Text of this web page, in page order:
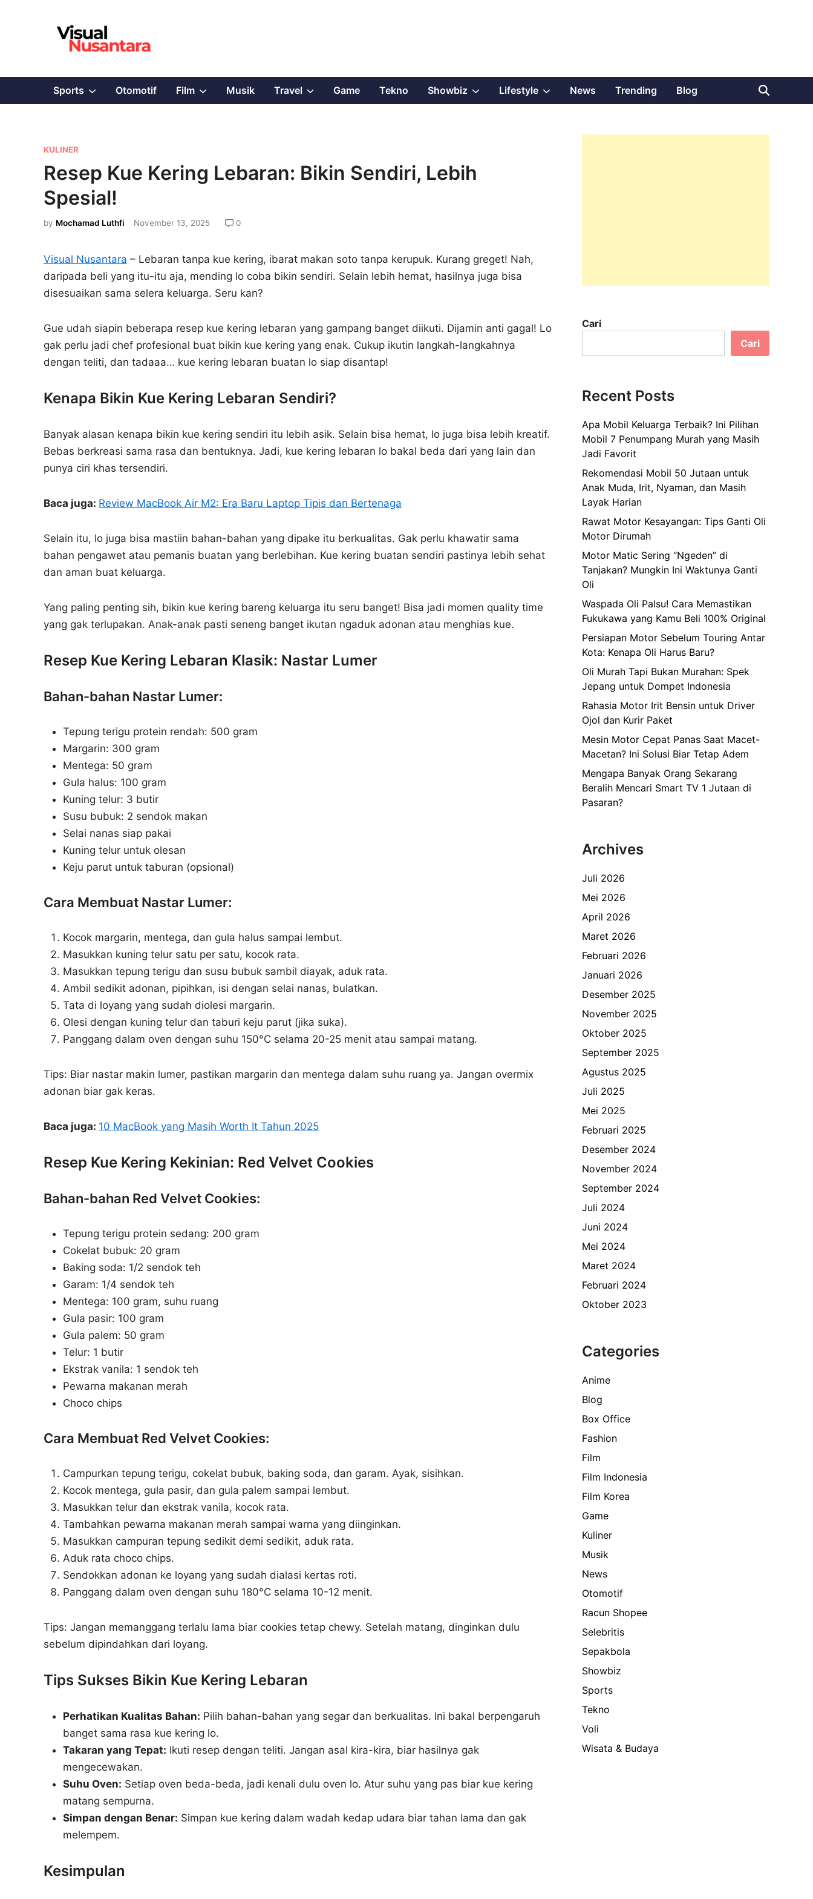
Sports ShowOtomotif Film ShowMusik Travel ShowGame Tekno Showbiz ShowLifestyle ShowNews Trending Blog
P
o
s
t
n
KULINER
Resep Kue Kering Lebaran: Bikin Sendiri, Lebih
Spesial!
by Mochamad Luthfi November 13, 2025 0
Visual Nusantara – Lebaran tanpa kue kering, ibarat makan soto tanpa kerupuk. Kurang greget! Nah,
daripada beli yang itu-itu aja, mending lo coba bikin sendiri. Selain lebih hemat, hasilnya juga bisa
disesuaikan sama selera keluarga. Seru kan?
Gue udah siapin beberapa resep kue kering lebaran yang gampang banget diikuti. Dijamin anti gagal! Lo
gak perlu jadi chef profesional buat bikin kue kering yang enak. Cukup ikutin langkah-langkahnya
dengan teliti, dan tadaaa… kue kering lebaran buatan lo siap disantap!
Kenapa Bikin Kue Kering Lebaran Sendiri?
Banyak alasan kenapa bikin kue kering sendiri itu lebih asik. Selain bisa hemat, lo juga bisa lebih kreatif.
Bebas berkreasi sama rasa dan bentuknya. Jadi, kue kering lebaran lo bakal beda dari yang lain dan
punya ciri khas tersendiri.
Baca juga: Review MacBook Air M2: Era Baru Laptop Tipis dan Bertenaga
Selain itu, lo juga bisa mastiin bahan-bahan yang dipake itu berkualitas. Gak perlu khawatir sama
bahan pengawet atau pemanis buatan yang berlebihan. Kue kering buatan sendiri pastinya lebih sehat
dan aman buat keluarga.
Yang paling penting sih, bikin kue kering bareng keluarga itu seru banget! Bisa jadi momen quality time
yang gak terlupakan. Anak-anak pasti seneng banget ikutan ngaduk adonan atau menghias kue.
Resep Kue Kering Lebaran Klasik: Nastar Lumer
Bahan-bahan Nastar Lumer:
Tepung terigu protein rendah: 500 gram
Margarin: 300 gram
Mentega: 50 gram
Gula halus: 100 gram
Kuning telur: 3 butir
Susu bubuk: 2 sendok makan
Selai nanas siap pakai
Kuning telur untuk olesan
Keju parut untuk taburan (opsional)
Cara Membuat Nastar Lumer:
Kocok margarin, mentega, dan gula halus sampai lembut.
Masukkan kuning telur satu per satu, kocok rata.
Masukkan tepung terigu dan susu bubuk sambil diayak, aduk rata.
Ambil sedikit adonan, pipihkan, isi dengan selai nanas, bulatkan.
Tata di loyang yang sudah diolesi margarin.
Olesi dengan kuning telur dan taburi keju parut (jika suka).
Panggang dalam oven dengan suhu 150°C selama 20-25 menit atau sampai matang.
Tips: Biar nastar makin lumer, pastikan margarin dan mentega dalam suhu ruang ya. Jangan overmix
adonan biar gak keras.
Baca juga: 10 MacBook yang Masih Worth It Tahun 2025
Resep Kue Kering Kekinian: Red Velvet Cookies
Bahan-bahan Red Velvet Cookies:
Tepung terigu protein sedang: 200 gram
Cokelat bubuk: 20 gram
Baking soda: 1/2 sendok teh
Garam: 1/4 sendok teh
Mentega: 100 gram, suhu ruang
Gula pasir: 100 gram
Gula palem: 50 gram
Telur: 1 butir
Ekstrak vanila: 1 sendok teh
Pewarna makanan merah
Choco chips
Cara Membuat Red Velvet Cookies:
Campurkan tepung terigu, cokelat bubuk, baking soda, dan garam. Ayak, sisihkan.
Kocok mentega, gula pasir, dan gula palem sampai lembut.
Masukkan telur dan ekstrak vanila, kocok rata.
Tambahkan pewarna makanan merah sampai warna yang diinginkan.
Masukkan campuran tepung sedikit demi sedikit, aduk rata.
Aduk rata choco chips.
Sendokkan adonan ke loyang yang sudah dialasi kertas roti.
Panggang dalam oven dengan suhu 180°C selama 10-12 menit.
Tips: Jangan memanggang terlalu lama biar cookies tetap chewy. Setelah matang, dinginkan dulu
sebelum dipindahkan dari loyang.
Tips Sukses Bikin Kue Kering Lebaran
Perhatikan Kualitas Bahan: Pilih bahan-bahan yang segar dan berkualitas. Ini bakal berpengaruh
banget sama rasa kue kering lo.
Takaran yang Tepat: Ikuti resep dengan teliti. Jangan asal kira-kira, biar hasilnya gak
mengecewakan.
Suhu Oven: Setiap oven beda-beda, jadi kenali dulu oven lo. Atur suhu yang pas biar kue kering
matang sempurna.
Simpan dengan Benar: Simpan kue kering dalam wadah kedap udara biar tahan lama dan gak
melempem.
Kesimpulan
Cari
Cari
Recent Posts
Apa Mobil Keluarga Terbaik? Ini Pilihan
Mobil 7 Penumpang Murah yang Masih
Jadi Favorit
Rekomendasi Mobil 50 Jutaan untuk
Anak Muda, Irit, Nyaman, dan Masih
Layak Harian
Rawat Motor Kesayangan: Tips Ganti Oli
Motor Dirumah
Motor Matic Sering “Ngeden” di
Tanjakan? Mungkin Ini Waktunya Ganti
Oli
Waspada Oli Palsu! Cara Memastikan
Fukukawa yang Kamu Beli 100% Original
Persiapan Motor Sebelum Touring Antar
Kota: Kenapa Oli Harus Baru?
Oli Murah Tapi Bukan Murahan: Spek
Jepang untuk Dompet Indonesia
Rahasia Motor Irit Bensin untuk Driver
Ojol dan Kurir Paket
Mesin Motor Cepat Panas Saat Macet-
Macetan? Ini Solusi Biar Tetap Adem
Mengapa Banyak Orang Sekarang
Beralih Mencari Smart TV 1 Jutaan di
Pasaran?
Archives
Juli 2026
Mei 2026
April 2026
Maret 2026
Februari 2026
Januari 2026
Desember 2025
November 2025
Oktober 2025
September 2025
Agustus 2025
Juli 2025
Mei 2025
Februari 2025
Desember 2024
November 2024
September 2024
Juli 2024
Juni 2024
Mei 2024
Maret 2024
Februari 2024
Oktober 2023
Categories
Anime
Blog
Box Office
Fashion
Film
Film Indonesia
Film Korea
Game
Kuliner
Musik
News
Otomotif
Racun Shopee
Selebritis
Sepakbola
Showbiz
Sports
Tekno
Voli
Wisata & Budaya